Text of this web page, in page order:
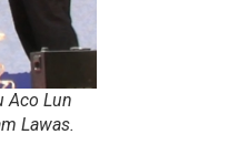
Aco Lun
Lawas.